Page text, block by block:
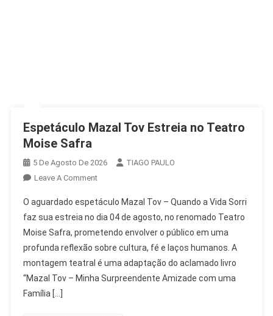
Espetáculo Mazal Tov Estreia no Teatro
Moise Safra
5 De Agosto De 2026
TIAGO PAULO
Leave A CommentOn
Mazal
Tov
Estreia
No
Teatro
Moise
O aguardado espetáculo Mazal Tov – Quando a Vida Sorri
faz sua estreia no dia 04 de agosto, no renomado Teatro
Moise Safra, prometendo envolver o público em uma
profunda reflexão sobre cultura, fé e laços humanos. A
montagem teatral é uma adaptação do aclamado livro
“Mazal Tov – Minha Surpreendente Amizade com uma
Família […]